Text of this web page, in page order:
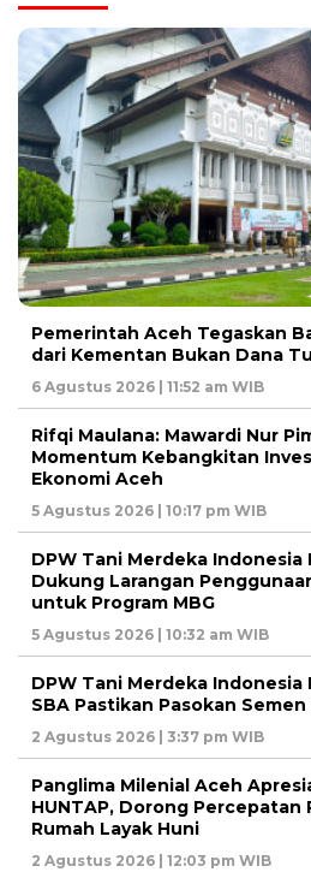
Pemerintah Aceh Tegaskan
dari Kementan Bukan Dana
6 Agustus 2026 | 11:52 am WIB
Rifqi Maulana: Mawardi Nur
Momentum Kebangkitan
Ekonomi Aceh
5 Agustus 2026 | 10:17 pm WIB
DPW Tani Merdeka Indonesia
Dukung Larangan
untuk Program MBG
5 Agustus 2026 | 10:32 am WIB
DPW Tani Merdeka
SBA Pastikan Pasokan
2 Agustus 2026 | 3:37 pm WIB
Panglima Milenial Aceh
HUNTAP, Dorong Percepatan
Rumah Layak Huni
2 Agustus 2026 | 12:03 pm WIB